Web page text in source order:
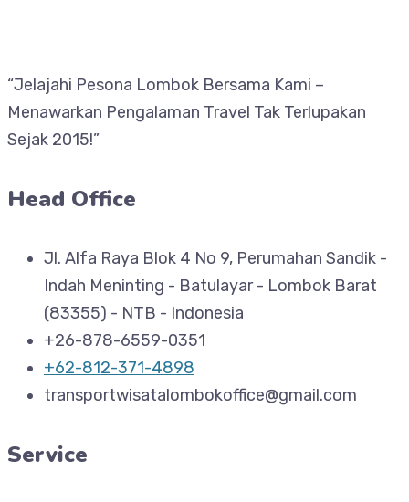
“Jelajahi Pesona Lombok Bersama Kami –
Menawarkan Pengalaman Travel Tak Terlupakan
Sejak 2015!”
Head Office
Jl. Alfa Raya Blok 4 No 9, Perumahan Sandik -
Indah Meninting - Batulayar - Lombok Barat
(83355) - NTB - Indonesia
+26-878-6559-0351
+62-812-371-4898
transportwisatalombokoffice@gmail.com
Service